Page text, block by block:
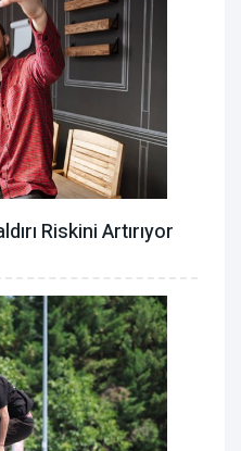
Riskini Artırıyor